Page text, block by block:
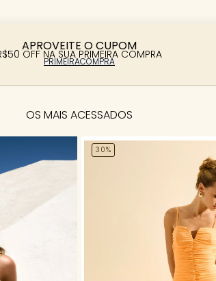
APROVEITE O CUPOM
OFF NA SUA PRIMEIRA COMPRA
PRIMEIRACOMPRA
OS MAIS ACESSADOS
30%